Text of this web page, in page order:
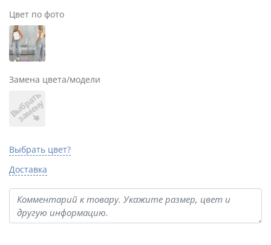
Цвет по фото
Замена цвета/модели
В
ы
б
р
а
т
ь
з
а
м
е
н
у
Выбрать цвет?
Доставка